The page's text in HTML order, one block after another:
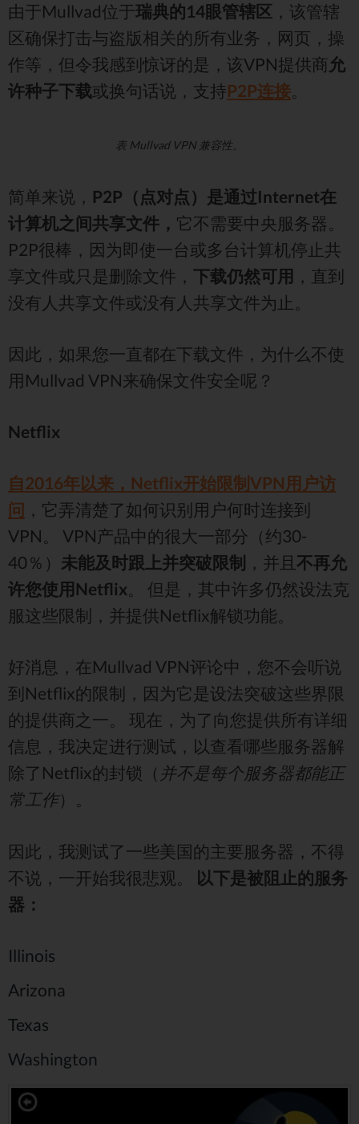
由于Mullvad位于瑞典的14眼管辖区 ，该管辖
区确保打击与盗版相关的所有业务，网页，操
作等，但令我感到惊讶的是，该VPN提供商允
许种子下载或换句话说，支持P2P连接。
表 Mullvad VPN 兼容性。
简单来说， P2P（点对点）是通过Internet在
计算机之间共享文件， 它不需要中央服务器。
P2P很棒，因为即使一台或多台计算机停止共
享文件或只是删除文件， 下载仍然可用 ，直到
没有人共享文件或没有人共享文件为止。
因此，如果您一直都在下载文件，为什么不使
用Mullvad VPN来确保文件安全呢？
Netflix
自2016年以来，Netflix开始限制VPN用户访
问 ，它弄清楚了如何识别用户何时连接到
VPN。 VPN产品中的很大一部分（约30-
40％） 未能及时跟上并突破限制 ，并且 不再允
许您使用Netflix。 但是，其中许多仍然设法克
服这些限制，并提供Netflix解锁功能。
好消息，在Mullvad VPN评论中，您不会听说
到Netflix的限制，因为它是设法突破这些界限
的提供商之一。 现在，为了向您提供所有详细
信息，我决定进行测试，以查看哪些服务器解
除了Netflix的封锁（ 并不是每个服务器都能正
常工作）。
因此，我测试了一些美国的主要服务器，不得
不说，一开始我很悲观。
以下是被阻止的服务
器：
Illinois
Arizona
Texas
Washington